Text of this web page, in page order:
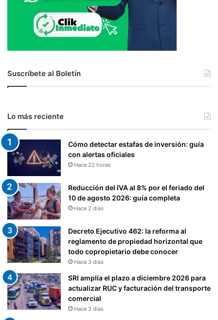
Suscríbete al Boletín
Lo más reciente
Cómo detectar estafas de inversión: guía
con alertas oficiales
Hace 22 horas
Reducción del IVA al 8% por el feriado del
10 de agosto 2026: guía completa
Hace 2 días
Decreto Ejecutivo 462: la reforma al
reglamento de propiedad horizontal que
todo copropietario debe conocer
Hace 3 días
SRI amplía el plazo a diciembre 2026 para
actualizar RUC y facturación del transporte
comercial
Hace 3 días